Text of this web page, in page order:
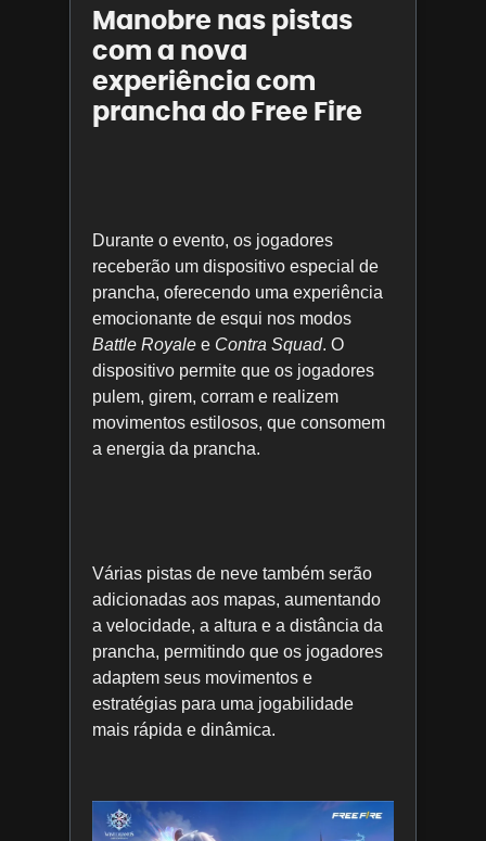
Manobre nas pistas
com a nova
experiência com
prancha do Free Fire
Durante o evento, os jogadores
receberão um dispositivo especial de
prancha, oferecendo uma experiência
emocionante de esqui nos modos
Battle Royale e Contra Squad. O
dispositivo permite que os jogadores
pulem, girem, corram e realizem
movimentos estilosos, que consomem
a energia da prancha.
Várias pistas de neve também serão
adicionadas aos mapas, aumentando
a velocidade, a altura e a distância da
prancha, permitindo que os jogadores
adaptem seus movimentos e
estratégias para uma jogabilidade
mais rápida e dinâmica.